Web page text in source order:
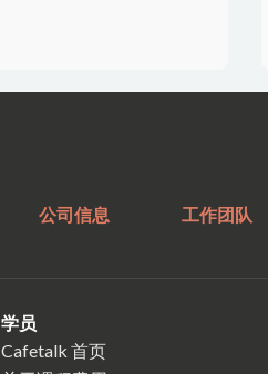
公司信息 工作团队
学员
Cafetalk 首页